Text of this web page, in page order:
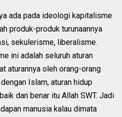
ada pada ideologi kapitalisme
produk-produk turunaannya
sekulerisme, liberalisme.
ini adalah seluruh aturan
aturannya oleh orang-orang
Islam, aturan hidup
dan benar itu Allah SWT. Jadi
manusia kalau dimata